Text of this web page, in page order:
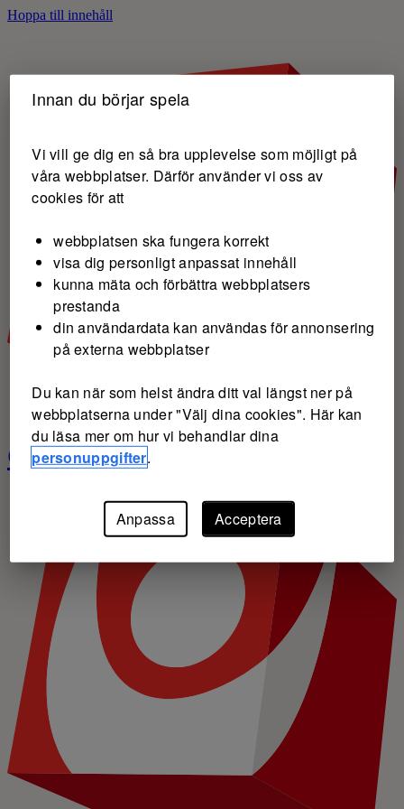
Hoppa till innehåll
Gräsroten
Innan du börjar spela
Vi vill ge dig en så bra upplevelse som möjligt på
våra webbplatser. Därför använder vi oss av
cookies för att
webbplatsen ska fungera korrekt
visa dig personligt anpassat innehåll
kunna mäta och förbättra webbplatsers
prestanda
din användardata kan användas för annonsering
på externa webbplatser
Du kan när som helst ändra ditt val längst ner på
webbplatserna under "Välj dina cookies". Här kan
du läsa mer om hur vi behandlar dina
personuppgifter.
Anpassa Acceptera